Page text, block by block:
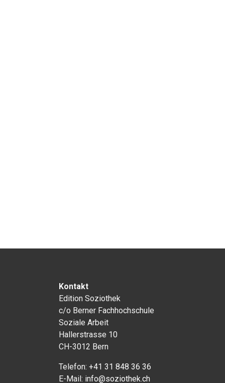
Kontakt
Edition Soziothek
c/o Berner Fachhochschule
Soziale Arbeit
Hallerstrasse 10
CH-3012 Bern
Telefon: +41 31 848 36 36
E-Mail: info@soziothek.ch